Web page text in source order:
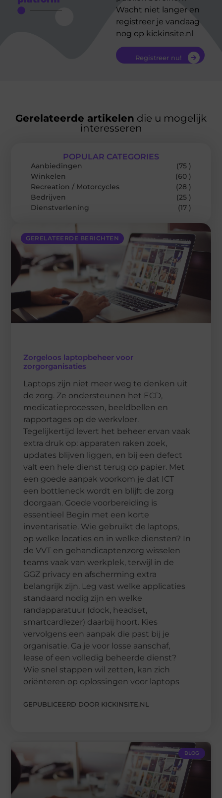
Wacht niet langer en
registreer je vandaag
nog op kickinsite.nl
Registreer nu!
Gerelateerde artikelen die u mogelijk
interesseren
GERELATEERDE BERICHTEN
Zorgeloos laptopbeheer voor
zorgorganisaties
Laptops zijn niet meer weg te denken uit
de zorg. Ze ondersteunen het ECD,
medicatieprocessen, beeldbellen en
rapportages op de werkvloer.
Tegelijkertijd levert het beheer ervan vaak
extra druk op: apparaten raken zoek,
updates blijven liggen, en bij een defect
valt een hele dienst terug op papier. Met
een goede aanpak voorkom je dat ICT
een bottleneck wordt en blijft de zorg
doorgaan. Goede voorbereiding is
essentieel Begin met een korte
inventarisatie. Wie gebruikt de laptops,
op welke locaties en in welke diensten? In
de VVT en gehandicaptenzorg wisselen
teams vaak van werkplek, terwijl in de
GGZ privacy en afscherming extra
belangrijk zijn. Leg vast welke applicaties
standaard nodig zijn en welke
randapparatuur (dock, headset,
smartcardlezer) daarbij hoort. Kies
vervolgens een aanpak die past bij je
organisatie. Ga je voor losse aanschaf,
lease of een volledig beheerde dienst?
Wie snel stappen wil zetten, kan zich
oriënteren op oplossingen voor laptops
GEPUBLICEERD DOOR KICKINSITE.NL
POPULAR CATEGORIES
Aanbiedingen
(75 )
Winkelen
(60 )
Recreation / Motorcycles
(28 )
Bedrijven
(25 )
Dienstverlening
(17 )
BLOG